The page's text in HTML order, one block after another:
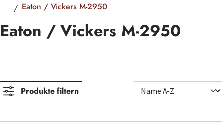
Eaton / Vickers M-2950
Eaton / Vickers M-2950
Produkte filtern